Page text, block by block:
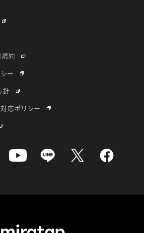
規約
ー
針
応ポリシー